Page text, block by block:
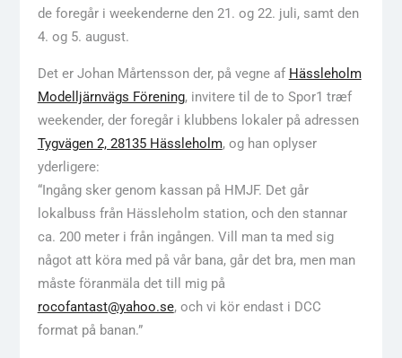
de foregår i weekenderne den 21. og 22. juli, samt den
4. og 5. august.
Det er Johan Mårtensson der, på vegne af Hässleholm
Modelljärnvägs Förening, invitere til de to Spor1 træf
weekender, der foregår i klubbens lokaler på adressen
Tygvägen 2, 28135 Hässleholm, og han oplyser
yderligere:
“Ingång sker genom kassan på HMJF. Det går
lokalbuss från Hässleholm station, och den stannar
ca. 200 meter i från ingången. Vill man ta med sig
något att köra med på vår bana, går det bra, men man
måste föranmäla det till mig på
rocofantast@yahoo.se, och vi kör endast i DCC
format på banan.”